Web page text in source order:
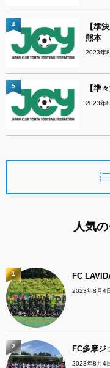
【準
熊本
2023年
4
【準
2023年
5
人気
FC
2023年8月4
1
FC多摩ジ
2023年8月4
2